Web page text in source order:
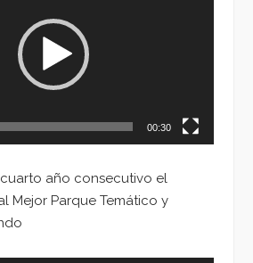
00:30
año consecutivo el
Mejor Parque Temático y